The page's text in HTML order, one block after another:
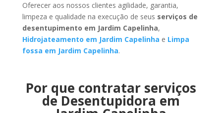
Oferecer aos nossos clientes agilidade, garantia,
limpeza e qualidade na execução de seus serviços de
desentupimento em Jardim Capelinha,
Hidrojateamento em Jardim Capelinha e Limpa
fossa em Jardim Capelinha.
Por que contratar serviços
de Desentupidora em